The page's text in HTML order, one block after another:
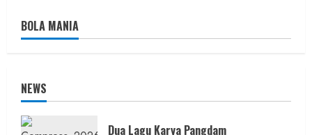
BOLA MANIA
NEWS
Dua Lagu Karya Pangdam